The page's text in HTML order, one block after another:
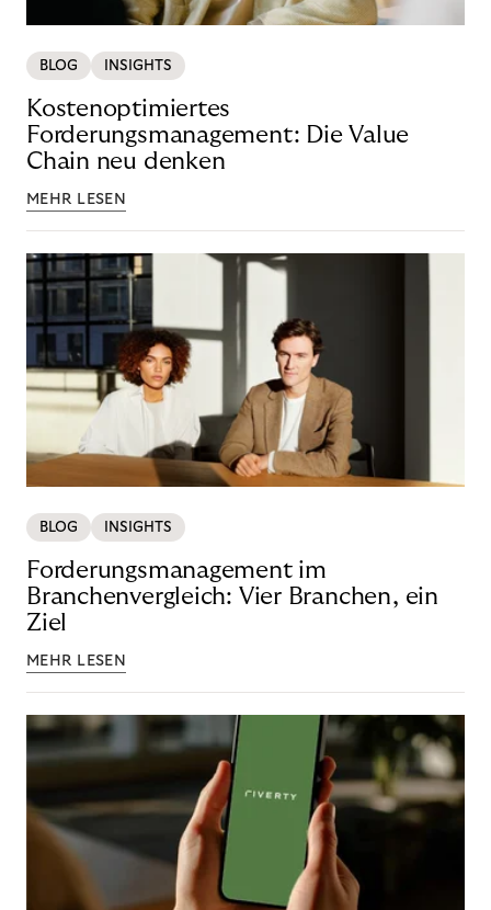
BLOG INSIGHTS
Kostenoptimiertes
Forderungsmanagement: Die Value
Chain neu denken
MEHR LESEN
BLOG INSIGHTS
Forderungsmanagement im
Branchenvergleich: Vier Branchen, ein
Ziel
MEHR LESEN